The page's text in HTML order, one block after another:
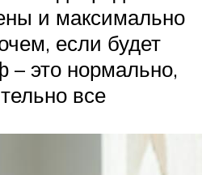
и максимально
если будет
– это нормально,
все